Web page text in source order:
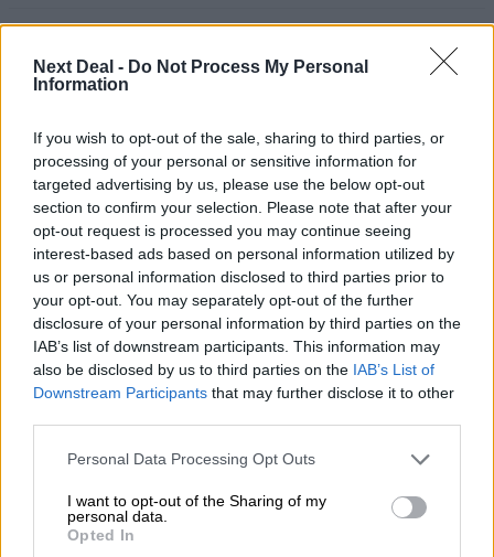
Next Deal - Do Not Process My Personal
Information
If you wish to opt-out of the sale, sharing to third parties, or
processing of your personal or sensitive information for
targeted advertising by us, please use the below opt-out
section to confirm your selection. Please note that after your
opt-out request is processed you may continue seeing
interest-based ads based on personal information utilized by
us or personal information disclosed to third parties prior to
your opt-out. You may separately opt-out of the further
disclosure of your personal information by third parties on the
IAB’s list of downstream participants. This information may
also be disclosed by us to third parties on the IAB’s List of
Downstream Participants that may further disclose it to other
Personal Data Processing Opt Outs
I want to opt-out of the Sharing of my
personal data.
Opted In
Στέλιος Λιανός – INTERAMERICAN / Αθηναϊκή Γενική Κλινική
ελληνικές τράπεζες «πρωταθλήτριες» στα δάνεια, νέο deal
Βαρδινογιάννη- Εξάρχου και ο διπλασιασμός των κερδών της
ΔΕΗ
05.08.2026 - 13:37
Randy Schekman, Νομπελίστας Ιατρικής: «Σε πέντε χρόνια
μπορεί να έχουμε θεραπεία που αναστέλλει την εξέλιξη του
Πάρκινσον»
Ε.Ε και παράνομη μετανάστευση: προτάσεις και δράσεις με
παρονομαστή το κοινό συμφέρον
05.08.2026 - 12:11
Αντώνης Βουκλαρής - «ΕΡΡΙΚΟΣ ΝΤΥΝΑΝ»
05.08.2026 - 11:30
Η νέα εποχή στην εκπαίδευση των ασφαλιστικών